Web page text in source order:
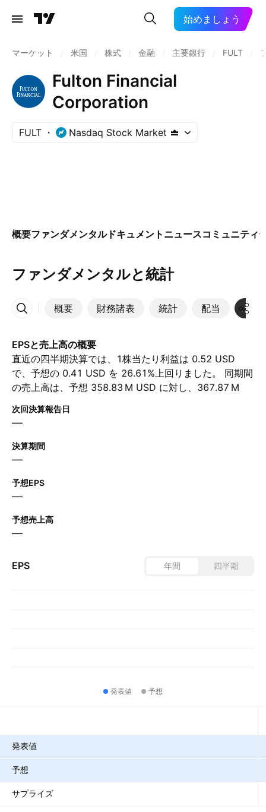
始めましょう
マーケット 米国 株式 金融 主要銀行 FULT
Fulton Financial
Corporation
FULT Nasdaq Stock Market
概要ファンダメンタルドキュメント ニュースコミュニティ
ファンダメンタルと統計
概要 財務諸表 統計 配当 決算
その他
EPSと売上高の概要
直近の四半期決算では、1株当たり利益は 0.52 USD
で、予想の 0.41 USD を 26.61%上回りました。 同期間
の売上高は、予想 ‪358.83 M‬ USD に対し、‪367.87 M‬
USD に達しました。 次の四半期について、アナリスト
は1株当たり利益が 0.53 USD、売上高が ‪367.19 M‬
次回決算報告日
—
決算期間
—
予想EPS
—
予想売上高
—
EPS 年間 四半期
発表値 予想
発表値
予想
サプライズ